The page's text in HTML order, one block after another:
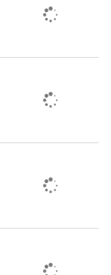
路
单一
“优”为
。
然规律的
在中条山